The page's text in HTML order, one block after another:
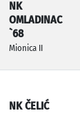
NK
OMLADINAC
`68
Mionica II
NK ČELIĆ